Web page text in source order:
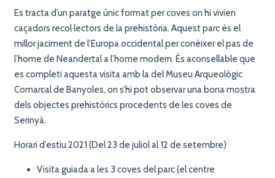
Es tracta d’un paratge únic format per coves on hi vivien
caçadors recol·lectors de la prehistòria. Aquest parc és el
millor jaciment de l’Europa occidental per conèixer el pas de
l’home de Neandertal a l’home modern. És aconsellable que
es completi aquesta visita amb la del Museu Arqueològic
Comarcal de Banyoles, on s’hi pot observar una bona mostra
dels objectes prehistòrics procedents de les coves de
Serinyà.
Horari d’estiu 2021 (Del 23 de juliol al 12 de setembre)
Visita guiada a les 3 coves del parc (el centre